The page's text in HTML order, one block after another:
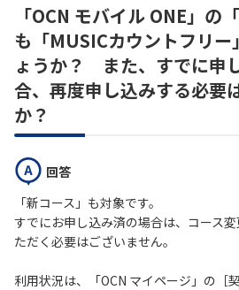
よくあるご質問
工事・故障情報
履歴・お気に入り
「OCN モバイル ONE」の
も「MUSICカウントフリー
ょうか？ また、すでに申
合、再度申し込みする必要
か？
回答
「新コース」も対象です。
すでにお申し込み済の場合は、コース
ただく必要はございません。
利用状況は、「OCN マイページ」の［